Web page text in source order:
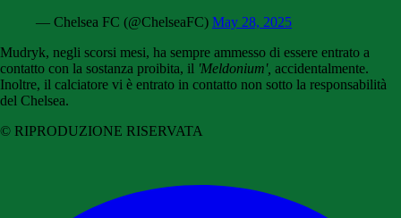
— Chelsea FC (@ChelseaFC) May 28, 2025
Mudryk, negli scorsi mesi, ha sempre ammesso di essere entrato a
contatto con la sostanza proibita, il 'Meldonium', accidentalmente.
Inoltre, il calciatore vi è entrato in contatto non sotto la responsabilità
del Chelsea.
© RIPRODUZIONE RISERVATA